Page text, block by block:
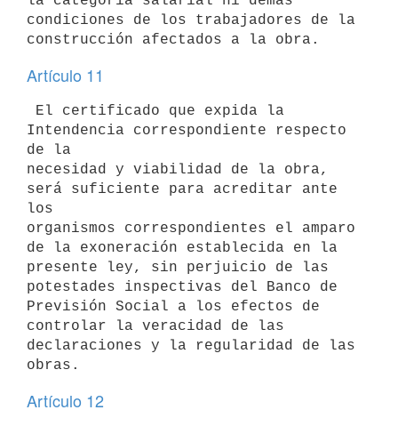
condiciones de los trabajadores de la
Artículo 11
Intendencia correspondiente respecto
de la
necesidad y viabilidad de la obra,
será suficiente para acreditar ante
los
organismos correspondientes el amparo
de la exoneración establecida en la
presente ley, sin perjuicio de las
potestades inspectivas del Banco de
Previsión Social a los efectos de
controlar la veracidad de las
declaraciones y la regularidad de las
Artículo 12